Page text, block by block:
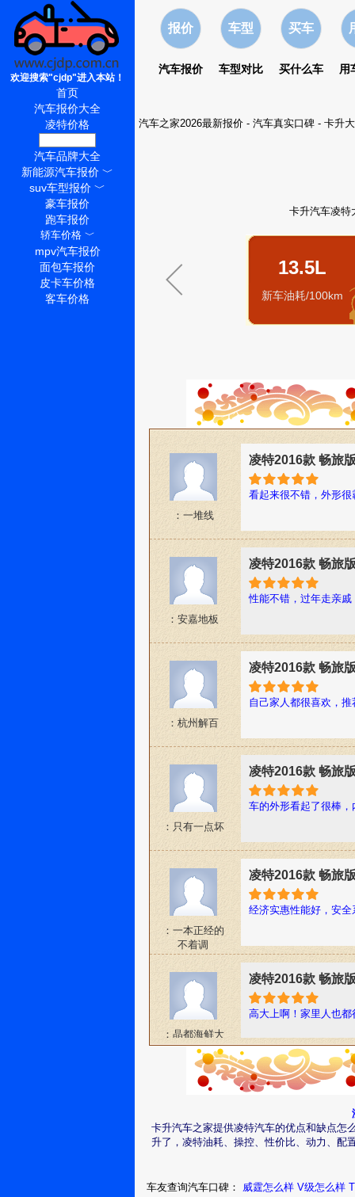
报价
汽车报价
车型
车型对比
买车
买什么车 用
汽车之家2026最新报价- 汽车真实口碑- 卡升
卡升汽车凌特
13.5L
新车油耗/100km
：一堆线
凌特2016款 畅旅
看起来很不错，外形
：安嘉地板
凌特2016款 畅旅
性能不错，过年走亲
：杭州解百
凌特2016款 畅旅
自己家人都很喜欢，
：只有一点坏
凌特2016款 畅旅
车的外形看起了很棒
：一本正经的
不着调
凌特2016款 畅旅
经济实惠性能好，安
：晶都海鲜大
酒楼
凌特2016款 畅旅
高大上啊！家里人也
：冷月无歌
凌特2016款 畅旅
这车看上去虽没有什
是非常舒适的。
凌特2016款 畅旅
卡升汽车之家提供凌特汽车的优点和缺点怎
升了，凌特油耗、操控、性价比、动力、配
车友查询汽车口碑： 威霆怎么样 V级怎么样
欢迎搜索"cjdp"进入本站！
首页
汽车报价大全
凌特价格
汽车品牌大全
新能源汽车报价 ﹀
suv车型报价 ﹀
豪车报价
跑车报价
轿车价格﹀
mpv汽车报价
面包车报价
皮卡车价格
客车价格